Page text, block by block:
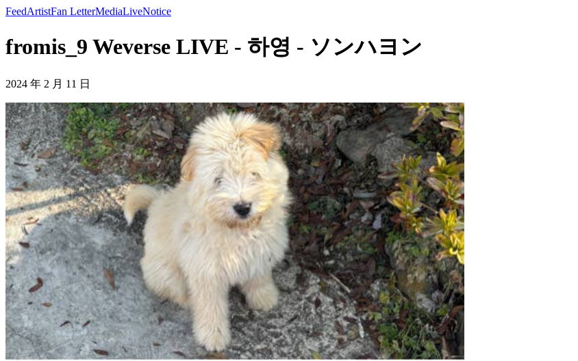
FeedArtistFan LetterMediaLiveNotice
fromis_9 Weverse LIVE - 하영 - ソンハヨン
2024 年 2 月 11 日